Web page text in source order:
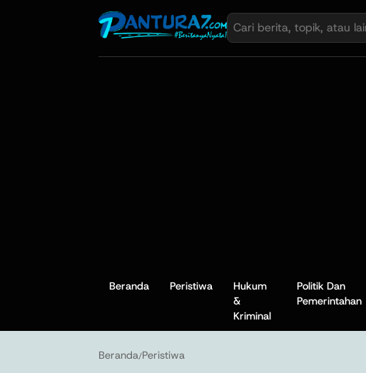
Beranda Peristiwa
Hukum
&
Kriminal
Politik Dan
Pemerintahan
Beranda/Peristiwa